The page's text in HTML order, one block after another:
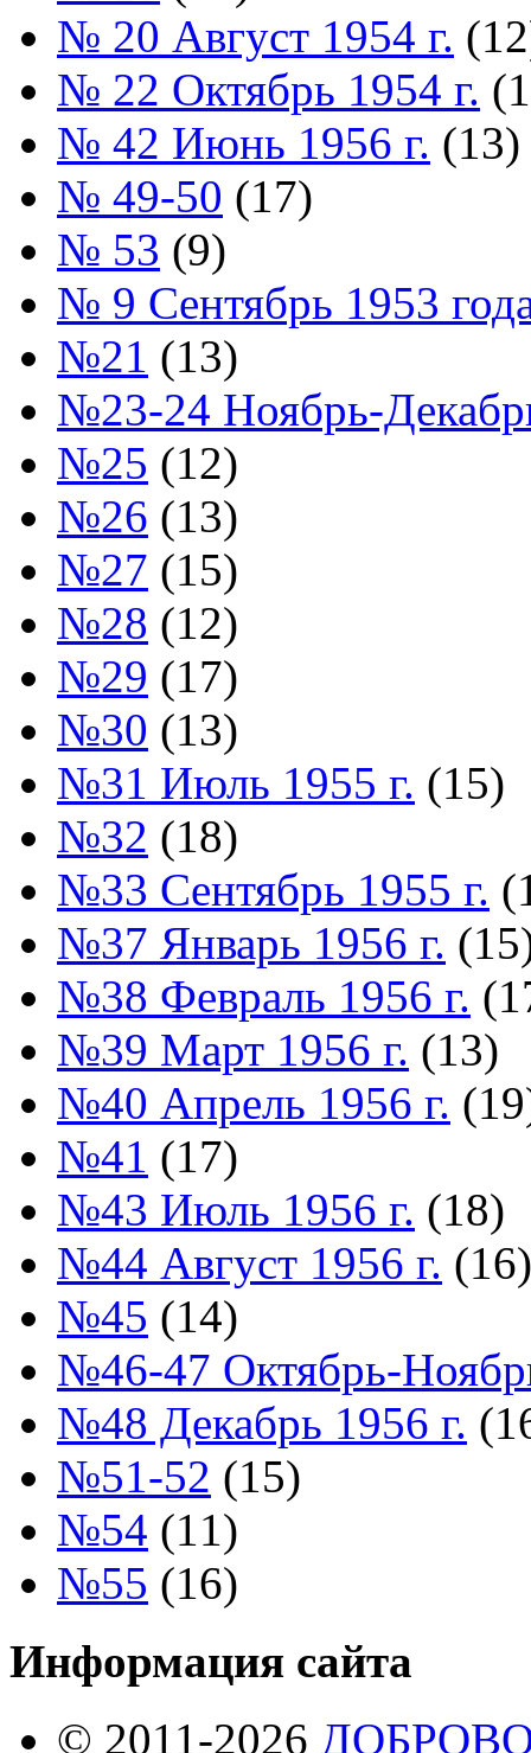
№ 20 Август 1954 г.
№ 22 Октябрь 1954 г.
№ 42 Июнь 1956 г. (13)
№ 49-50 (17)
№ 53 (9)
№ 9 Сентябрь 1953
№21 (13)
№23-24 Ноябрь-
№25 (12)
№26 (13)
№27 (15)
№28 (12)
№29 (17)
№30 (13)
№31 Июль 1955 г. (15)
№32 (18)
№33 Сентябрь 1955 г.
№37 Январь 1956 г.
№38 Февраль 1956 г.
№39 Март 1956 г. (13)
№40 Апрель 1956 г.
№41 (17)
№43 Июль 1956 г. (18)
№44 Август 1956 г. (16)
№45 (14)
№46-47 Октябрь-
№48 Декабрь 1956 г.
№51-52 (15)
№54 (11)
№55 (16)
Информация сайта
© 2011-2026